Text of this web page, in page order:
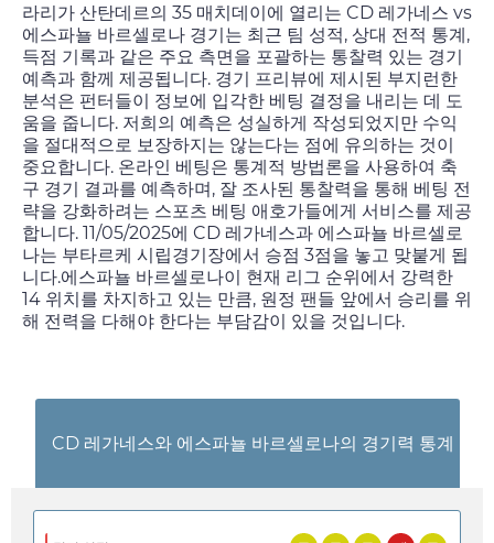
라리가 산탄데르의 35 매치데이에 열리는 CD 레가네스 vs
에스파뇰 바르셀로나 경기는 최근 팀 성적, 상대 전적 통계,
득점 기록과 같은 주요 측면을 포괄하는 통찰력 있는 경기
예측과 함께 제공됩니다. 경기 프리뷰에 제시된 부지런한
분석은 펀터들이 정보에 입각한 베팅 결정을 내리는 데 도
움을 줍니다. 저희의 예측은 성실하게 작성되었지만 수익
을 절대적으로 보장하지는 않는다는 점에 유의하는 것이
중요합니다. 온라인 베팅은 통계적 방법론을 사용하여 축
구 경기 결과를 예측하며, 잘 조사된 통찰력을 통해 베팅 전
략을 강화하려는 스포츠 베팅 애호가들에게 서비스를 제공
합니다. 11/05/2025에 CD 레가네스과 에스파뇰 바르셀로
나는 부타르케 시립경기장에서 승점 3점을 놓고 맞붙게 됩
니다.에스파뇰 바르셀로나이 현재 리그 순위에서 강력한
14 위치를 차지하고 있는 만큼, 원정 팬들 앞에서 승리를 위
해 전력을 다해야 한다는 부담감이 있을 것입니다.
CD 레가네스와 에스파뇰 바르셀로나의 경기력 통계